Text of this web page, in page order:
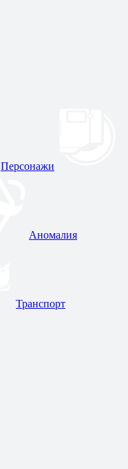
Персонажи
Аномалия
Транспорт